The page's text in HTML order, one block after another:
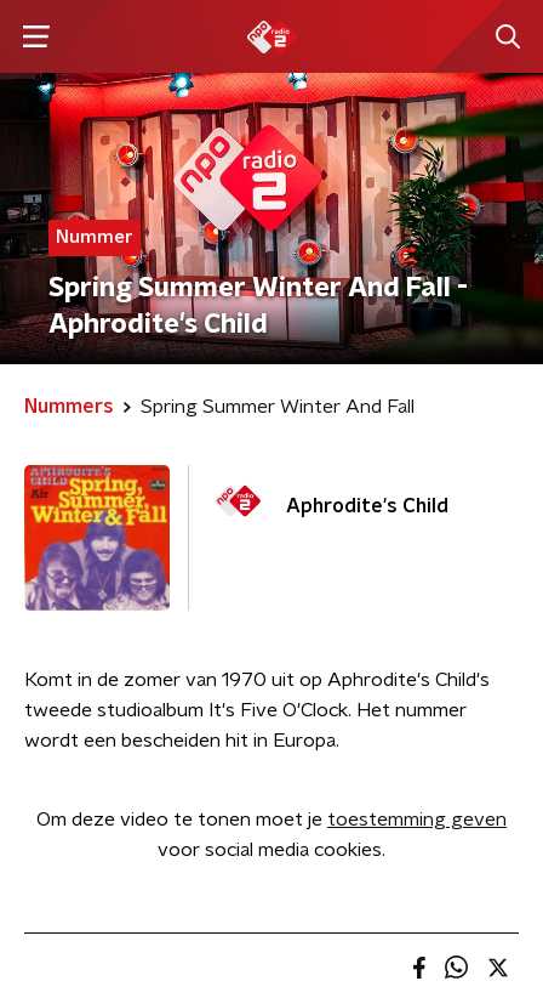
Nummer
Spring Summer Winter And Fall -
Aphrodite's Child
Nummers Spring Summer Winter And Fall
Aphrodite's Child
Komt in de zomer van 1970 uit op Aphrodite's Child's
tweede studioalbum It's Five O'Clock. Het nummer
wordt een bescheiden hit in Europa.
Om deze video te tonen moet je toestemming geven
voor social media cookies.